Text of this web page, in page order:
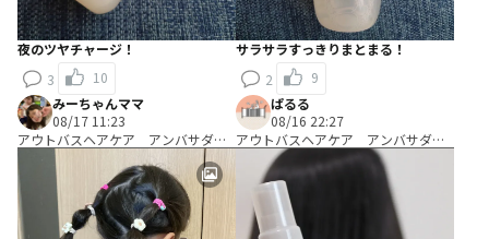
夜のツヤチャージ！
3
10
サラサラすっきりまとまる！
2
9
みーちゃんママ
08/17 11:23
アウトバスヘアケア アンバサダ
ー Ｂコース：＼使って編み出す／
ヘアアレンジ考案コース
ぱるる
08/16 22:27
アウトバスヘアケア アンバサダ
ー Ａコース：＼試して考える／キ
ャッチコピー開発コース